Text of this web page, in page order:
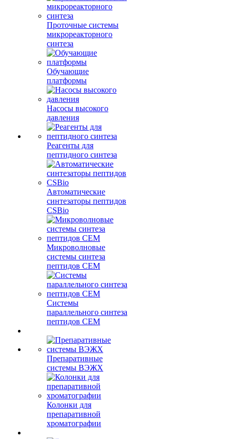
Проточные системы
микрореакторного
синтеза
Обучающие
платформы
Насосы высокого
давления
Реагенты для
пептидного синтеза
Автоматические
синтезаторы пептидов
CSBio
Микроволновые
системы синтеза
пептидов CEM
Системы
параллельного синтеза
пептидов CEM
Препаративные
системы ВЭЖХ
Колонки для
препаративной
хроматографии